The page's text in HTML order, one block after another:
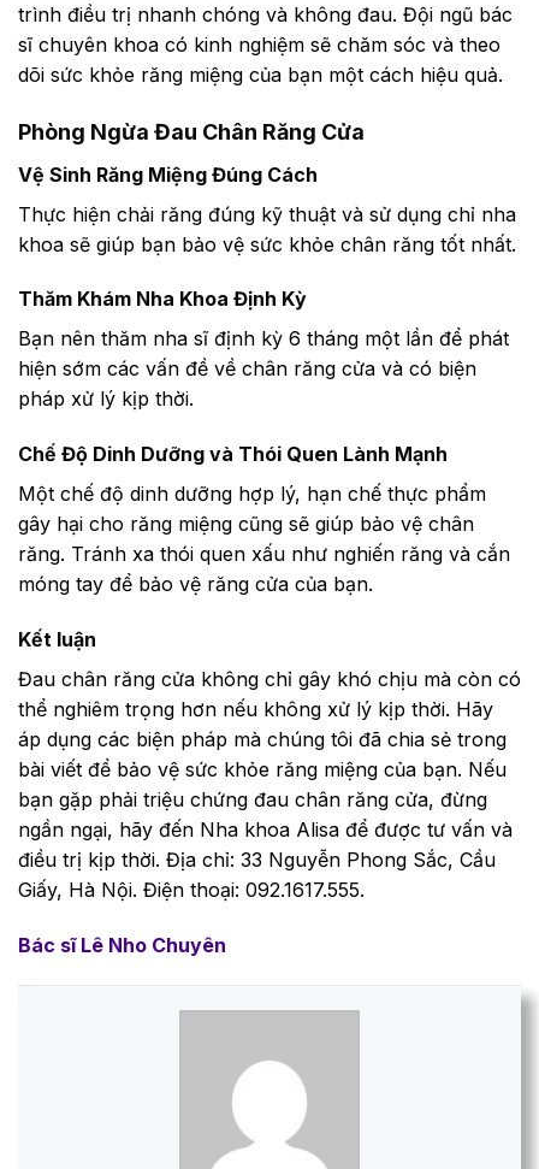
trình điều trị nhanh chóng và không đau. Đội ngũ bác
sĩ chuyên khoa có kinh nghiệm sẽ chăm sóc và theo
dõi sức khỏe răng miệng của bạn một cách hiệu quả.
Phòng Ngừa Đau Chân Răng Cửa
Vệ Sinh Răng Miệng Đúng Cách
Thực hiện chải răng đúng kỹ thuật và sử dụng chỉ nha
khoa sẽ giúp bạn bảo vệ sức khỏe chân răng tốt nhất.
Thăm Khám Nha Khoa Định Kỳ
Bạn nên thăm nha sĩ định kỳ 6 tháng một lần để phát
hiện sớm các vấn đề về chân răng cửa và có biện
pháp xử lý kịp thời.
Chế Độ Dinh Dưỡng và Thói Quen Lành Mạnh
Một chế độ dinh dưỡng hợp lý, hạn chế thực phẩm
gây hại cho răng miệng cũng sẽ giúp bảo vệ chân
răng. Tránh xa thói quen xấu như nghiến răng và cắn
móng tay để bảo vệ răng cửa của bạn.
Kết luận
Đau chân răng cửa không chỉ gây khó chịu mà còn có
thể nghiêm trọng hơn nếu không xử lý kịp thời. Hãy
áp dụng các biện pháp mà chúng tôi đã chia sẻ trong
bài viết để bảo vệ sức khỏe răng miệng của bạn. Nếu
bạn gặp phải triệu chứng đau chân răng cửa, đừng
ngần ngại, hãy đến Nha khoa Alisa để được tư vấn và
điều trị kịp thời. Địa chỉ: 33 Nguyễn Phong Sắc, Cầu
Giấy, Hà Nội. Điện thoại: 092.1617.555.
Bác sĩ Lê Nho Chuyên